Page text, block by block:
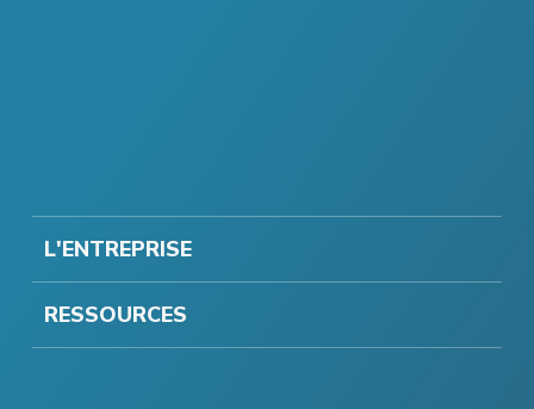
L'ENTREPRISE
RESSOURCES